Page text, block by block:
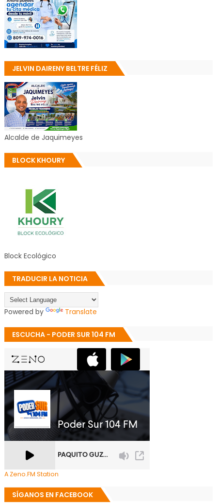
JELVIN DAIRENY BELTRE FÉLIZ
Alcalde de Jaquimeyes
BLOCK KHOURY
Block Ecológico
TRADUCIR LA NOTICIA
Powered by Translate
ESCUCHA - PODER SUR 104 FM
A Zeno.FM Station
SÍGANOS EN FACEBOOK